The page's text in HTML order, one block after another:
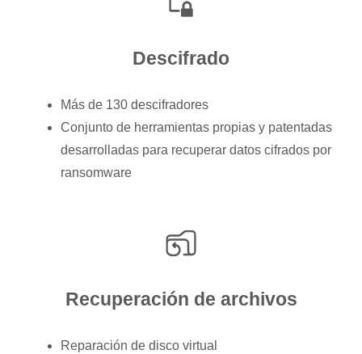
Descifrado
Más de 130 descifradores
Conjunto de herramientas propias y patentadas
desarrolladas para recuperar datos cifrados por
ransomware
Recuperación de archivos
Reparación de disco virtual